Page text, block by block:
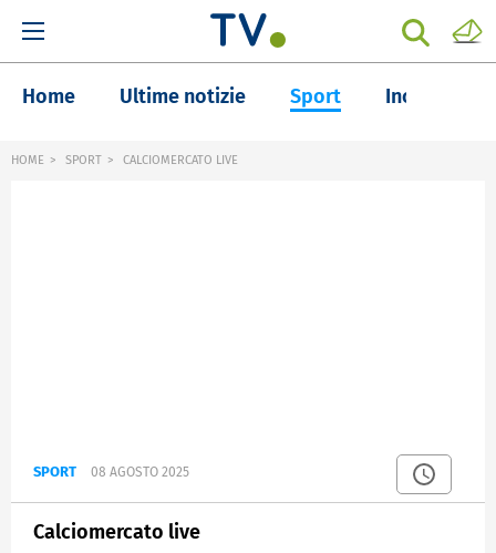
Home Ultime notizie Sport Inchieste
HOME SPORT CALCIOMERCATO LIVE
SPORT 08 AGOSTO 2025
Calciomercato live